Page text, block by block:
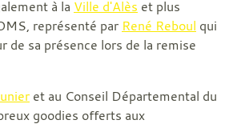
à la Ville d'Alès et plus
représenté par René Reboul qui
de sa présence lors de la remise
et au Conseil Départemental du
goodies offerts aux